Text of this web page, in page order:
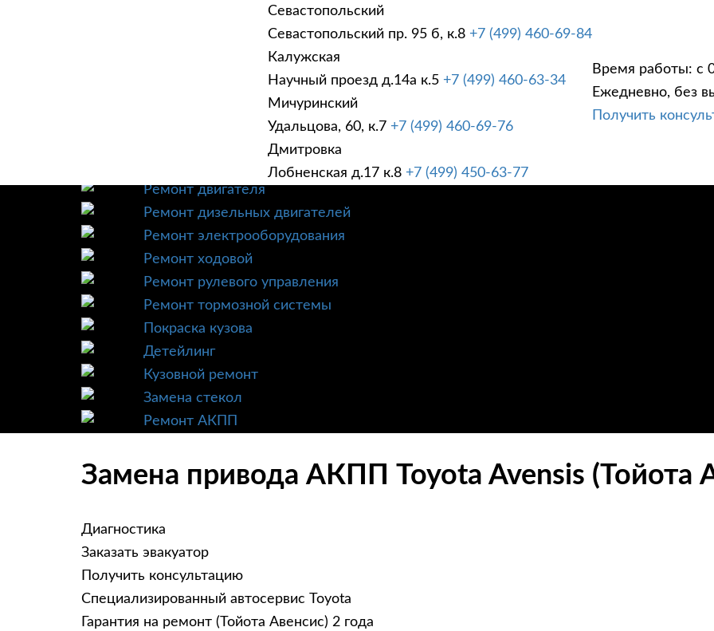
Севастопольский
Севастопольский пр. 95 б, к.8 +7 (499) 460-69-84
Калужская
Научный проезд д.14а к.5 +7 (499) 460-63-34
Мичуринский
Удальцова, 60, к.7 +7 (499) 460-69-76
Дмитровка
Лобненская д.17 к.8 +7 (499) 450-63-77
Время работы: с
Ежедневно, без
Получить
УСЛУГИ
Техническое обслуживание
Ремонт трансмиссии
Ремонт двигателя
Ремонт дизельных двигателей
Ремонт электрооборудования
Ремонт ходовой
Ремонт рулевого управления
Ремонт тормозной системы
Покраска кузова
Детейлинг
Кузовной ремонт
Замена стекол
Ремонт АКПП
Замена привода АКПП Toyota Avensis (Тойота
Диагностика
Заказать эвакуатор
Получить консультацию
Специализированный автосервис Toyota
Гарантия на ремонт (Тойота Авенсис) 2 года